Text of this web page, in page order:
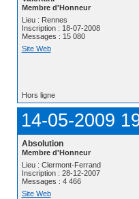
Membre d'Honneur
Lieu : Rennes
Inscription : 18-07-2008
Messages : 15 080
Site Web
Hors ligne
14-05-2009
Absolution
Membre d'Honneur
Lieu : Clermont-Ferrand
Inscription : 28-12-2007
Messages : 4 466
Site Web